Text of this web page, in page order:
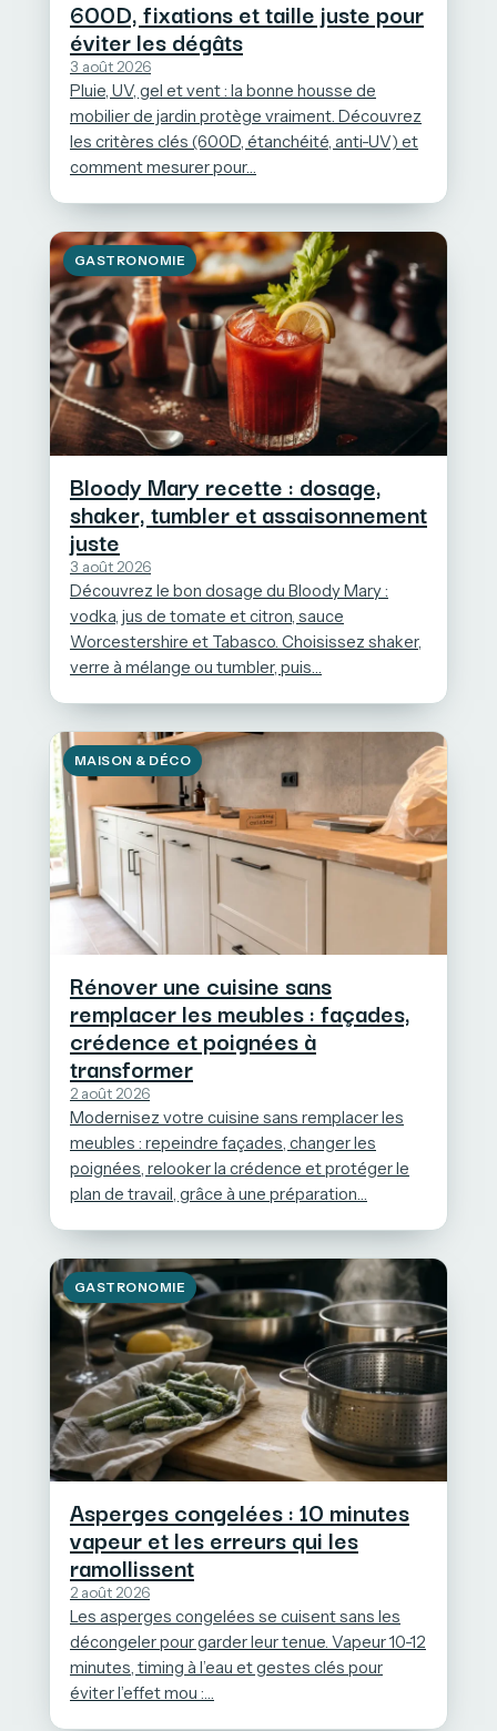
600D, fixations et taille juste pour
éviter les dégâts
3 août 2026
Pluie, UV, gel et vent : la bonne housse de
mobilier de jardin protège vraiment. Découvrez
les critères clés (600D, étanchéité, anti-UV) et
comment mesurer pour…
GASTRONOMIE
Bloody Mary recette : dosage,
shaker, tumbler et assaisonnement
juste
3 août 2026
Découvrez le bon dosage du Bloody Mary :
vodka, jus de tomate et citron, sauce
Worcestershire et Tabasco. Choisissez shaker,
verre à mélange ou tumbler, puis…
MAISON & DÉCO
Rénover une cuisine sans
remplacer les meubles : façades,
crédence et poignées à
transformer
2 août 2026
Modernisez votre cuisine sans remplacer les
meubles : repeindre façades, changer les
poignées, relooker la crédence et protéger le
plan de travail, grâce à une préparation…
GASTRONOMIE
Asperges congelées : 10 minutes
vapeur et les erreurs qui les
ramollissent
2 août 2026
Les asperges congelées se cuisent sans les
décongeler pour garder leur tenue. Vapeur 10-12
minutes, timing à l’eau et gestes clés pour
éviter l’effet mou :…